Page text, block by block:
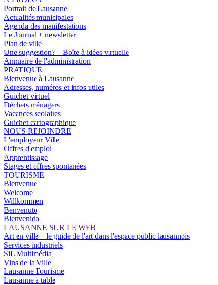
Portrait de Lausanne
Actualités municipales
Agenda des manifestations
Le Journal + newsletter
Plan de ville
Une suggestion? – Boîte à idées virtuelle
Annuaire de l'administration
PRATIQUE
Bienvenue à Lausanne
Adresses, numéros et infos utiles
Guichet virtuel
Déchets ménagers
Vacances scolaires
Guichet cartographique
NOUS REJOINDRE
L'employeur Ville
Offres d'emploi
Apprentissage
Stages et offres spontanées
TOURISME
Bienvenue
Welcome
Willkommen
Benvenuto
Bienvenido
LAUSANNE SUR LE WEB
Art en ville – le guide de l'art dans l'espace public lausannois
Services industriels
SiL Multimédia
Vins de la Ville
Lausanne Tourisme
Lausanne à table